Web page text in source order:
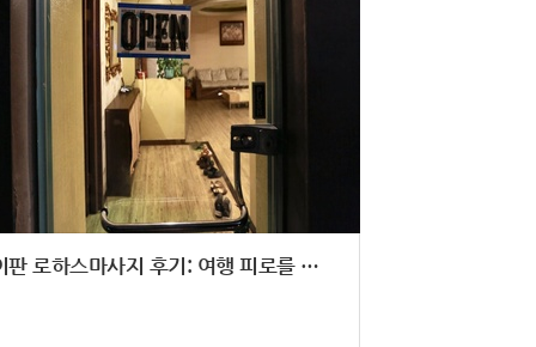
사이판 로하스마사지 후기: 여행 피로를 완벽하게 해소하는 힐링 명소